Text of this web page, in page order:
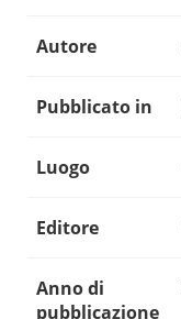
Autore
Pubblicato in
Luogo
Editore
Anno di
pubblicazione